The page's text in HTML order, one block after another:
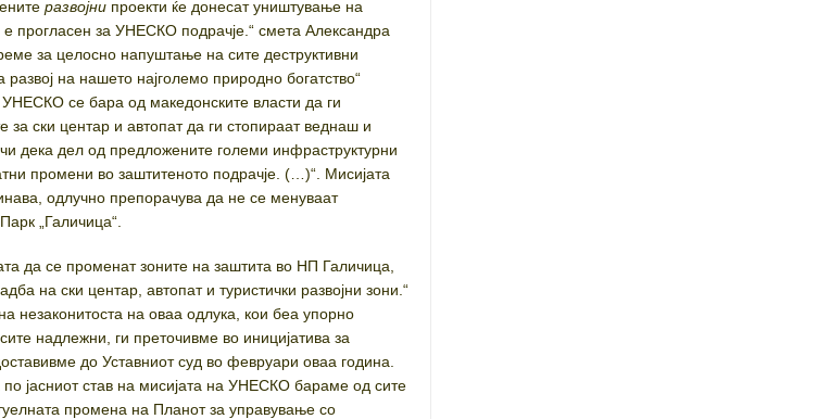
развојни проекти ќе донесат уништување на
прогласен за УНЕСКО подрачје.“ смета Александра
за целосно напуштање на сите деструктивни
на нашето најголемо природно богатство“
се бара од македонските власти да ги
за ски центар и автопат да ги стопираат веднаш и
дека дел од предложените големи инфраструктурни
промени во заштитеното подрачје. (…)“. Мисијата
одлучно препорачува да не се менуваат
„Галичица“.
да се променат зоните на заштита во НП Галичица,
на ски центар, автопат и туристички развојни зони.“
незаконитоста на оваа одлука, кои беа упорно
надлежни, ги преточивме во иницијатива за
до Уставниот суд во февруари оваа година.
јасниот став на мисијата на УНЕСКО бараме од сите
промена на Планот за управување со